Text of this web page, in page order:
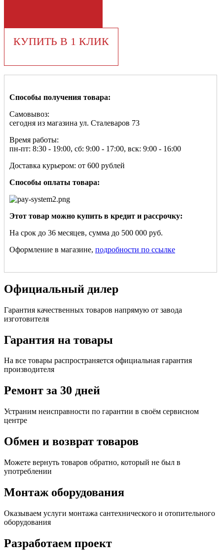
КУПИТЬ В 1 КЛИК
Способы получения товара:
Самовывоз:
сегодня из магазина ул. Сталеваров 73
Время работы:
пн-пт: 8:30 - 19:00, сб: 9:00 - 17:00, вск: 9:00 - 16:00
Доставка курьером: от 600 рублей
Способы оплаты товара:
Этот товар можно купить в кредит и рассрочку:
На срок до 36 месяцев, сумма до 500 000 руб.
Оформление в магазине, подробности по ссылке
Официальный дилер
Гарантия качественных товаров напрямую от завода
изготовителя
Гарантия на товары
На все товары распространяется официальная гарантия
производителя
Ремонт за 30 дней
Устраним неисправности по гарантии в своём сервисном
центре
Обмен и возврат товаров
Можете вернуть товаров обратно, который не был в
употреблении
Монтаж оборудования
Оказываем услуги монтажа сантехнического и отопительного
оборудования
Разработаем проект